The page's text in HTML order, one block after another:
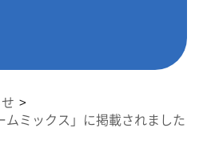
ムミックス」に掲載されました